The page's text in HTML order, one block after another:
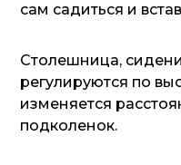
сам садиться и
Столешница,
регулируются по
изменяется
подколенок.